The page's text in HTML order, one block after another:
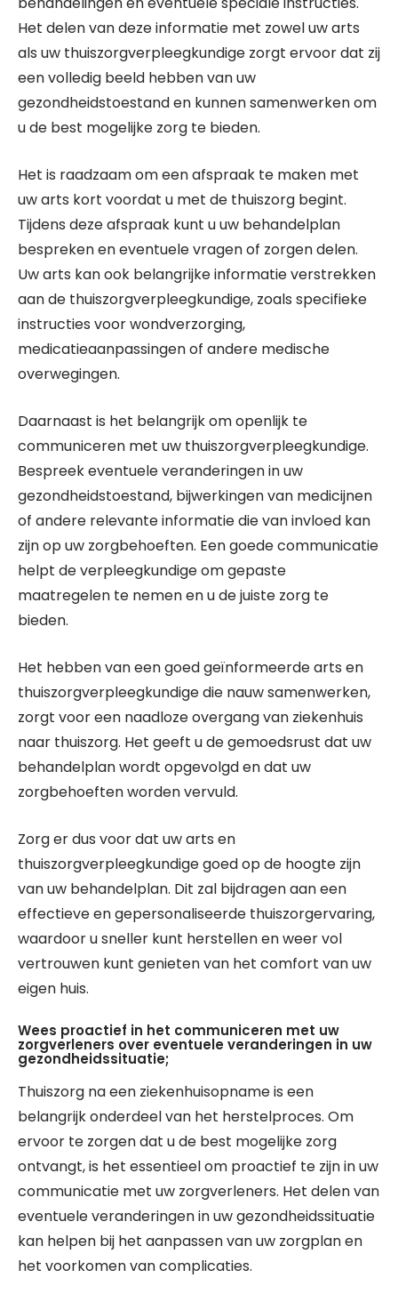
Het delen van deze informatie met zowel uw arts
als uw thuiszorgverpleegkundige zorgt ervoor dat zij
een volledig beeld hebben van uw
gezondheidstoestand en kunnen samenwerken om
u de best mogelijke zorg te bieden.
Het is raadzaam om een afspraak te maken met
uw arts kort voordat u met de thuiszorg begint.
Tijdens deze afspraak kunt u uw behandelplan
bespreken en eventuele vragen of zorgen delen.
Uw arts kan ook belangrijke informatie verstrekken
aan de thuiszorgverpleegkundige, zoals specifieke
instructies voor wondverzorging,
medicatieaanpassingen of andere medische
overwegingen.
Daarnaast is het belangrijk om openlijk te
communiceren met uw thuiszorgverpleegkundige.
Bespreek eventuele veranderingen in uw
gezondheidstoestand, bijwerkingen van medicijnen
of andere relevante informatie die van invloed kan
zijn op uw zorgbehoeften. Een goede communicatie
helpt de verpleegkundige om gepaste
maatregelen te nemen en u de juiste zorg te
bieden.
Het hebben van een goed geïnformeerde arts en
thuiszorgverpleegkundige die nauw samenwerken,
zorgt voor een naadloze overgang van ziekenhuis
naar thuiszorg. Het geeft u de gemoedsrust dat uw
behandelplan wordt opgevolgd en dat uw
zorgbehoeften worden vervuld.
Zorg er dus voor dat uw arts en
thuiszorgverpleegkundige goed op de hoogte zijn
van uw behandelplan. Dit zal bijdragen aan een
effectieve en gepersonaliseerde thuiszorgervaring,
waardoor u sneller kunt herstellen en weer vol
vertrouwen kunt genieten van het comfort van uw
eigen huis.
Wees proactief in het communiceren met uw
zorgverleners over eventuele veranderingen in uw
gezondheidssituatie;
Thuiszorg na een ziekenhuisopname is een
belangrijk onderdeel van het herstelproces. Om
ervoor te zorgen dat u de best mogelijke zorg
ontvangt, is het essentieel om proactief te zijn in uw
communicatie met uw zorgverleners. Het delen van
eventuele veranderingen in uw gezondheidssituatie
kan helpen bij het aanpassen van uw zorgplan en
het voorkomen van complicaties.